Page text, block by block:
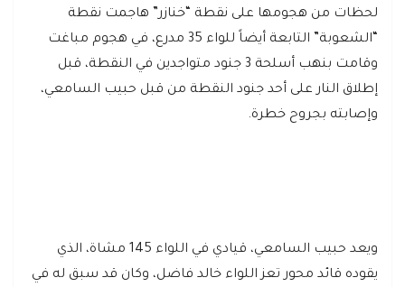
لحظات من هجومها على نقطة “خنازر” هاجمت نقطة
“الشعوبة” التابعة أيضاً للواء 35 مدرع، في هجوم مباغت
وقامت بنهب أسلحة 3 جنود متواجدين في النقطة، قبل
إطلاق النار على أحد جنود النقطة من قبل حبيب السامعي،
وإصابته بجروح خطرة.
ويعد حبيب السامعي، قيادي في اللواء 145 مشاة، الذي
يقوده قائد محور تعز اللواء خالد فاضل، وكان قد سبق له في